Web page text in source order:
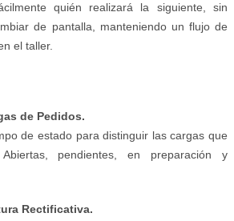
quién realizará la siguiente, sin
de pantalla, manteniendo un flujo de
el taller.
de Pedidos.
de estado para distinguir las cargas que
pendientes, en preparación y
Rectificativa.